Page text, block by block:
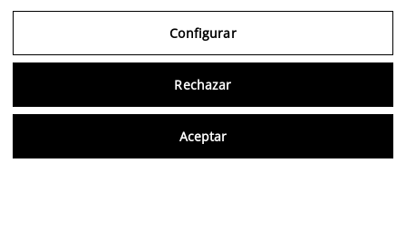
Configurar
Rechazar
Aceptar